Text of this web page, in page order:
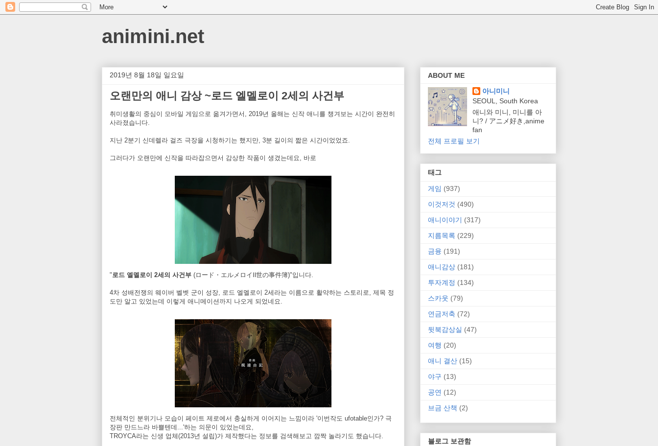
animini.net
2019년 8월 18일 일요일
오랜만의 애니 감상 ~로드 엘멜로이 2세의 사건부
취미생활의 중심이 모바일 게임으로 옮겨가면서, 2019년 올해는 신작 애니를 챙겨보는 시간이 완전히
사라졌습니다.
지난 2분기 신데렐라 걸즈 극장을 시청하기는 했지만, 3분 길이의 짧은 시간이었었죠.
그러다가 오랜만에 신작을 따라잡으면서 감상한 작품이 생겼는데요, 바로
"로드 엘멜로이 2세의 사건부 (ロード・エルメロイⅡ世の事件簿)"입니다.
4차 성배전쟁의 웨이버 벨벳 군이 성장, 로드 엘멜로이 2세라는 이름으로 활약하는 스토리로, 제목 정
도만 알고 있었는데 이렇게 애니메이션까지 나오게 되었네요.
전체적인 분위기나 모습이 페이트 제로에서 충실하게 이어지는 느낌이라 '이번작도 ufotable인가? 극
장판 만드느라 바쁠텐데...'하는 의문이 있었는데요,
TROYCA라는 신생 업체(2013년 설립)가 제작했다는 정보를 검색해보고 깜짝 놀라기도 했습니다.
ABOUT ME
아니미니
SEOUL, South Korea
애니와 미니, 미니를 아
니? / アニメ好き,anime
fan
전체 프로필 보기
태그
게임 (937)
이것저것 (490)
애니이야기 (317)
지름목록 (229)
금융 (191)
애니감상 (181)
투자계정 (134)
스카웃 (79)
연금저축 (72)
뒷북감상실 (47)
여행 (20)
애니 결산 (15)
야구 (13)
공연 (12)
브금 산책 (2)
블로그 보관함